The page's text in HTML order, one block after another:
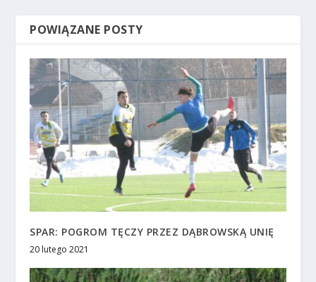
POWIĄZANE POSTY
SPAR: POGROM TĘCZY PRZEZ DĄBROWSKĄ UNIĘ
20 lutego 2021